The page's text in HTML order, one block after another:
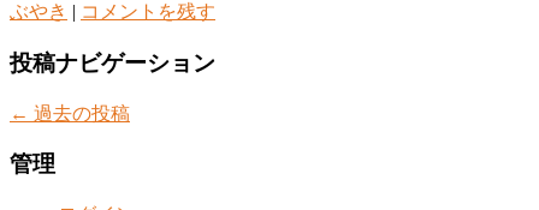
ぶやき | コメントを残す
投稿ナビゲーション
← 過去の投稿
管理